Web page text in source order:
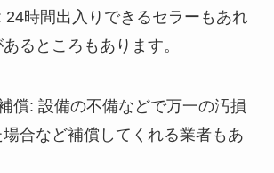
24時間出入りできるセラーもあれ
るところもあります。
償: 設備の不備などで万一の汚損
合など補償してくれる業者もあ